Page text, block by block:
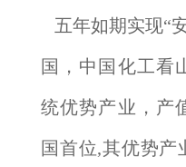
五年如期实现“
国，中国化工看
统优势产业，产
国首位,其优势产